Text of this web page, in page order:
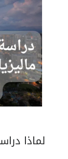
لماذا